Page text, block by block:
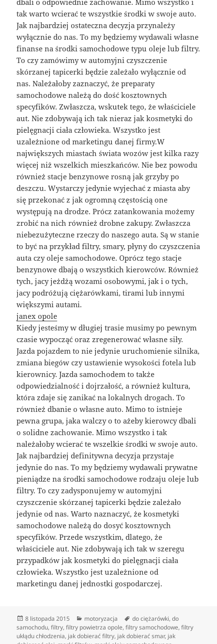
dbali o odpowiednie zachowanie. Mimo wszystko i
tak warto wcierać te wszystkie środki w swoje auto.
Jak najbardziej ostateczna decyzja przynależy
wyłącznie do nas. To my będziemy wydawali własne
finanse na środki samochodowe typu oleje lub filtry.
To czy zamówimy w automyjni czyszczenie
skórzanej tapicerki będzie zależało wyłącznie od
nas. Należałoby zaznaczyć, że preparaty
samochodowe należą do dość kosztownych
specyfików. Zwłaszcza, wskutek tego, że właściciele
aut. Nie zdobywają ich tak nieraz jak kosmetyki do
pielęgnacji ciała człowieka. Wszystko jest
uzależnione od marketingu danej firmy.W
największych miastach świata wozów jest kilka razy
więcej niż wszelkich mieszkańców. Nie bez powodu
również stacje benzynowe rosną jak grzyby po
deszczu. Wystarczy jedynie wyjechać z miasta aby
się przekonać z jak ogromną częstością one
występują na drodze. Prócz zatankowania możemy
zrobić na nich również drobne zakupy. Zwłaszcza
niebezużyteczne rzeczy do naszego auta. Są w stanie
to być na przykład filtry, smary, płyny do czyszczenia
auta czy oleje samochodowe. Oprócz tego stacje
benzynowe dbają o wszystkich kierowców. Również
tych, jacy jeżdżą wozami osobowymi, jak i o tych,
jacy podróżują ciężarówkami, tirami lub innymi
większymi autami.
janex opole
Kiedy jesteśmy w długiej trasie musimy po pewnym
czasie wypocząć oraz zregenerować własne siły.
Jazda pojazdem to nie jedynie uruchomienie silnika,
zmiana biegów czy ustawienie wysokości fotela lub
kierownicy. Jazda samochodem to także
odpowiedzialność i dojrzałość, a również kultura,
która zdaje się zanikać na lokalnych drogach. To
również dbanie o własne auto. Mimo to istnieje
pewna grupa, jaka walczy o to ażeby kierowcy dbali
o solidne zachowanie. Mimo wszystko i tak
należałoby wcierać te wszelkie środki w swoje auto.
Jak najbardziej definitywna decyzja przystaje
jedynie do nas. To my będziemy wydawali prywatne
pieniądze na środki samochodowe rodzaju oleje lub
filtry. To czy zadysponujemy w automyjni
czyszczenie skórzanej tapicerki będzie zależało
jedynie od nas. Warto naznaczyć, że kosmetyki
samochodowe należą do dosyć kosztownych
specyfików. Przede wszystkim, dlatego, że
właściciele aut. Nie zdobywają ich tak w szeregu
przypadków jak kosmetyki do pielęgnacji ciała
człowieka. Wszystko jest uzależnione od
marketingu danej jednostki gospodarczej.
Data
publikacji
8 listopada 2015 Kategorie
motoryzacja Tagi
do ciężarówki,do
samochodu,filtry,filtry powietrza opole,filtry samochodowe,filtry
ukłądu chłodzenia, jak dobierać filtry, jak dobierać smar, jak